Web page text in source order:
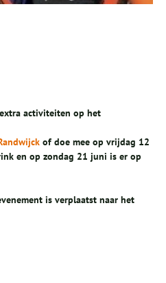
activiteiten op het
of doe mee op vrijdag 12
en op zondag 21 juni is er op
is verplaatst naar het